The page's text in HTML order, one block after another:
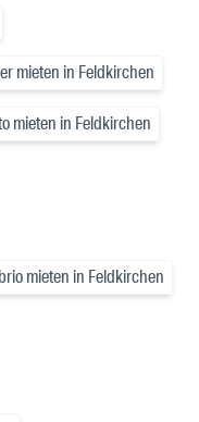
mieten in Feldkirchen
mieten in Feldkirchen
mieten in Feldkirchen